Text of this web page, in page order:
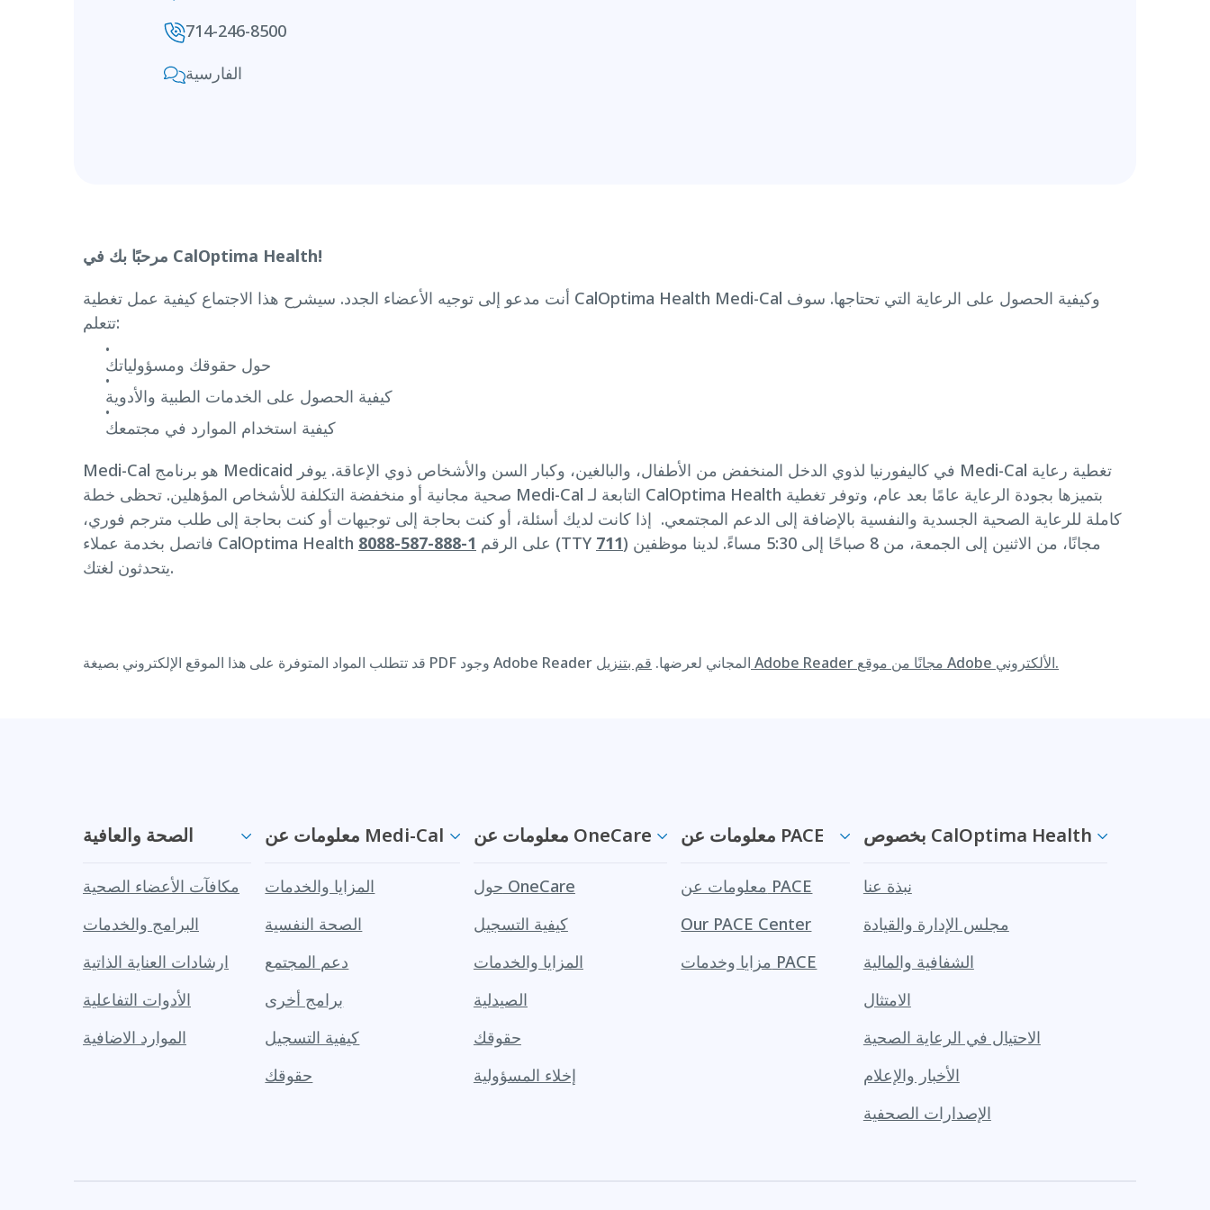
714-246-8500
الفارسية
مرحبًا بك في CalOptima Health!
أنت مدعو إلى توجيه الأعضاء الجدد. سيشرح هذا الاجتماع كيفية عمل تغطية CalOptima Health Medi-Cal وكيفية الحصول على الرعاية التي تحتاجها. سوف
تتعلم:
حول حقوقك ومسؤولياتك
كيفية الحصول على الخدمات الطبية والأدوية
كيفية استخدام الموارد في مجتمعك
Medi-Cal هو برنامج Medicaid في كاليفورنيا لذوي الدخل المنخفض من الأطفال، والبالغين، وكبار السن والأشخاص ذوي الإعاقة. يوفر Medi-Cal تغطية رعاية
صحية مجانية أو منخفضة التكلفة للأشخاص المؤهلين. تحظى خطة Medi-Cal التابعة لـ CalOptima Health بتميزها بجودة الرعاية عامًا بعد عام، وتوفر تغطية
كاملة للرعاية الصحية الجسدية والنفسية بالإضافة إلى الدعم المجتمعي. إذا كانت لديك أسئلة، أو كنت بحاجة إلى توجيهات أو كنت بحاجة إلى طلب مترجم فوري،
فاتصل بخدمة عملاء CalOptima Health على الرقم 1-888-587-8088 (TTY 711) مجانًا، من الاثنين إلى الجمعة، من 8 صباحًا إلى 5:30 مساءً. لدينا موظفين
يتحدثون لغتك.
قد تتطلب المواد المتوفرة على هذا الموقع الإلكتروني بصيغة PDF وجود Adobe Reader المجاني لعرضها. قم بتنزيل Adobe Reader مجانًا من موقع Adobe الألكتروني.
الصحة والعافية
مكافآت الأعضاء الصحية
البرامج والخدمات
ارشادات العناية الذاتية
الأدوات التفاعلية
الموارد الاضافية
معلومات عن Medi-Cal
المزايا والخدمات
الصحة النفسية
دعم المجتمع
برامج أخرى
كيفية التسجيل
حقوقك
معلومات عن OneCare
حول OneCare
كيفية التسجيل
المزايا والخدمات
الصيدلية
حقوقك
إخلاء المسؤولية
معلومات عن PACE
معلومات عن PACE
Our PACE Center
مزايا وخدمات PACE
بخصوص CalOptima Health
نبذة عنا
مجلس الإدارة والقيادة
الشفافية والمالية
الامتثال
الاحتيال في الرعاية الصحية
الأخبار والإعلام
الإصدارات الصحفية